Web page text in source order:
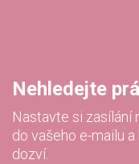
Nehledejte
Nastavte si zasílání
do vašeho e-mailu
dozví.